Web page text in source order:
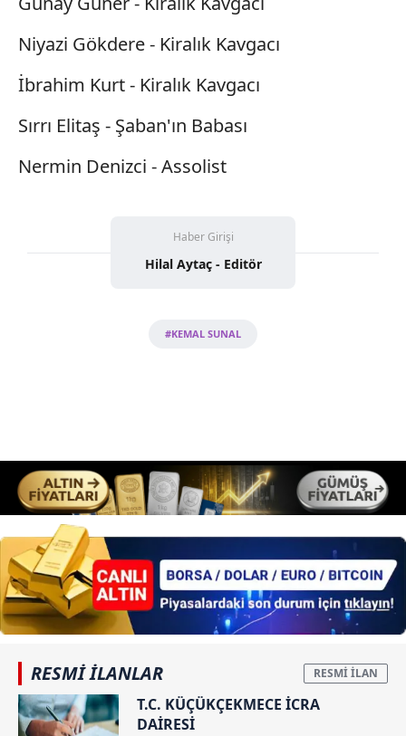
Niyazi Gökdere - Kiralık Kavgacı
İbrahim Kurt - Kiralık Kavgacı
Sırrı Elitaş - Şaban'ın Babası
Nermin Denizci - Assolist
Haber Girişi
Hilal Aytaç - Editör
#KEMAL SUNAL
RESMİ İLANLAR
T.C. KÜÇÜKÇEKMECE İCRA
DAİRESİ